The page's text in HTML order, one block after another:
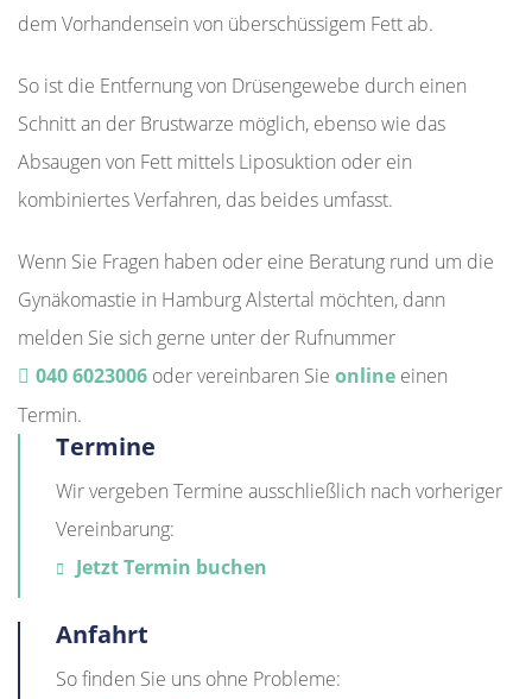
dem Vorhandensein von überschüssigem Fett ab.
So ist die Entfernung von Drüsengewebe durch einen
Schnitt an der Brustwarze möglich, ebenso wie das
Absaugen von Fett mittels Liposuktion oder ein
kombiniertes Verfahren, das beides umfasst.
Wenn Sie Fragen haben oder eine Beratung rund um die
Gynäkomastie in Hamburg Alstertal möchten, dann
melden Sie sich gerne unter der Rufnummer
040 6023006 oder vereinbaren Sie online einen
Termin.
Termine
Wir vergeben Termine ausschließlich nach vorheriger
Vereinbarung:
Jetzt Termin buchen
Anfahrt
So finden Sie uns ohne Probleme: